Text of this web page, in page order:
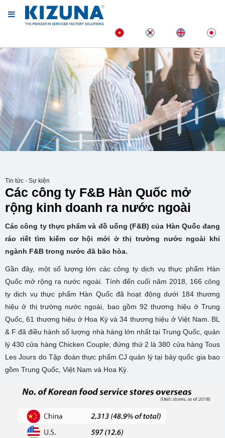
Tin tức - Sự kiện
Các công ty F&B Hàn Quốc mở
rộng kinh doanh ra nước ngoài
Các công ty thực phẩm và đồ uống (F&B) của Hàn Quốc đang
ráo riết tìm kiếm cơ hội mới ở thị trường nước ngoài khi
ngành F&B trong nước đã bão hòa.
Gần đây, một số lượng lớn các công ty dịch vụ thực phẩm Hàn
Quốc mở rộng ra nước ngoài. Tính đến cuối năm 2018, 166 công
ty dịch vụ thực phẩm Hàn Quốc đã hoạt động dưới 184 thương
hiệu ở thị trường nước ngoài, bao gồm 92 thương hiệu ở Trung
Quốc, 61 thương hiệu ở Hoa Kỳ và 34 thương hiệu ở Việt Nam. BL
& F đã điều hành số lượng nhà hàng lớn nhất tại Trung Quốc, quản
lý 430 cửa hàng Chicken Couple; đứng thứ 2 là 380 cửa hàng Tous
Les Jours do Tập đoàn thực phẩm CJ quản lý tại bảy quốc gia bao
gồm Trung Quốc, Việt Nam và Hoa Kỳ.